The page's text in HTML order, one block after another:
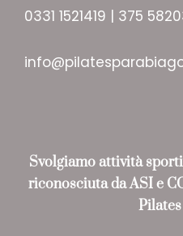
0331 1521419 | 375
Svolgiamo attività
riconosciuta da ASIe
Pilates